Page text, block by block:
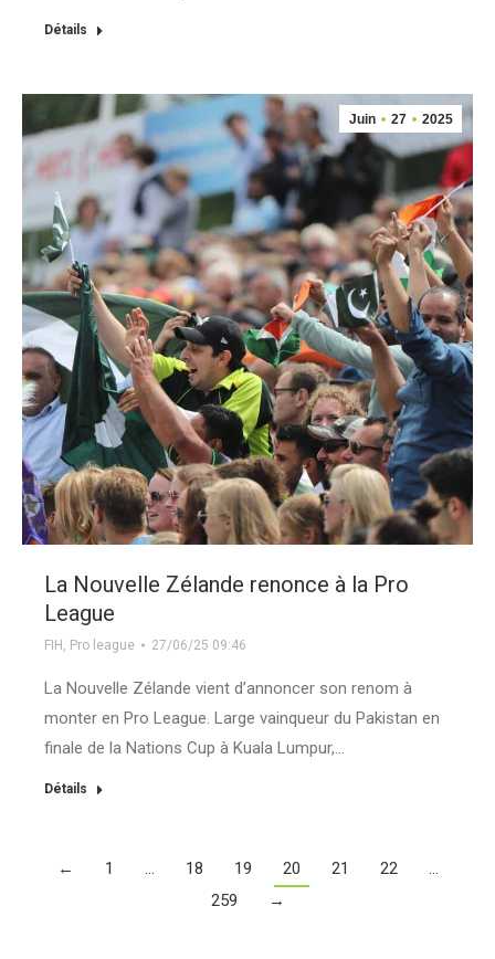
Détails
Juin 27 2025
La Nouvelle Zélande renonce à la Pro
League
FIH , Pro league 27/06/25 09:46
La Nouvelle Zélande vient d’annoncer son renom à
monter en Pro League. Large vainqueur du Pakistan en
finale de la Nations Cup à Kuala Lumpur,…
Détails
← 1 … 18 19 20 21 22
…
259
→